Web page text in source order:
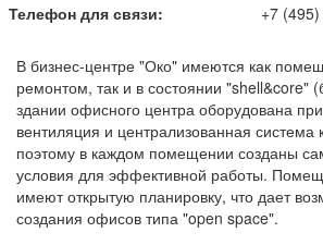
Телефон для связи:
+7
В бизнес-центре "Око" имеются как
ремонтом, так и в состоянии "shell&core"
здании офисного центра оборудована
вентиляция и централизованная система
поэтому в каждом помещении созданы
условия для эффективной работы.
имеют открытую планировку, что дает
создания офисов типа "open space".